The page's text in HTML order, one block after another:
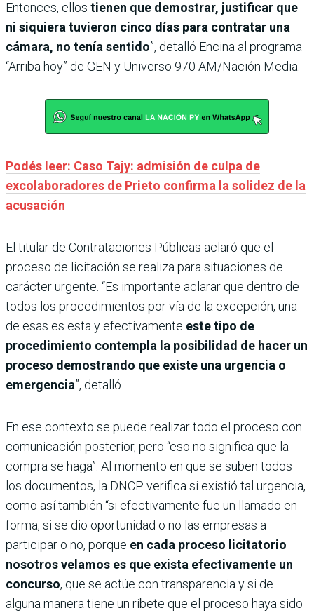
Entonces, ellos tienen que demostrar, justificar que
ni siquiera tuvieron cinco días para contratar una
cámara, no tenía sentido”, detalló Encina al programa
“Arriba hoy” de GEN y Universo 970 AM/Nación Media.
Podés leer: Caso Tajy: admisión de culpa de
excolaboradores de Prieto confirma la solidez de la
acusación
El titular de Contrataciones Públicas aclaró que el
proceso de licitación se realiza para situaciones de
carácter urgente. “Es importante aclarar que dentro de
todos los procedimientos por vía de la excepción, una
de esas es esta y efectivamente este tipo de
procedimiento contempla la posibilidad de hacer un
proceso demostrando que existe una urgencia o
emergencia”, detalló.
En ese contexto se puede realizar todo el proceso con
comunicación posterior, pero “eso no significa que la
compra se haga”. Al momento en que se suben todos
los documentos, la DNCP verifica si existió tal urgencia,
como así también “si efectivamente fue un llamado en
forma, si se dio oportunidad o no las empresas a
participar o no, porque en cada proceso licitatorio
nosotros velamos es que exista efectivamente un
concurso, que se actúe con transparencia y si de
alguna manera tiene un ribete que el proceso haya sido